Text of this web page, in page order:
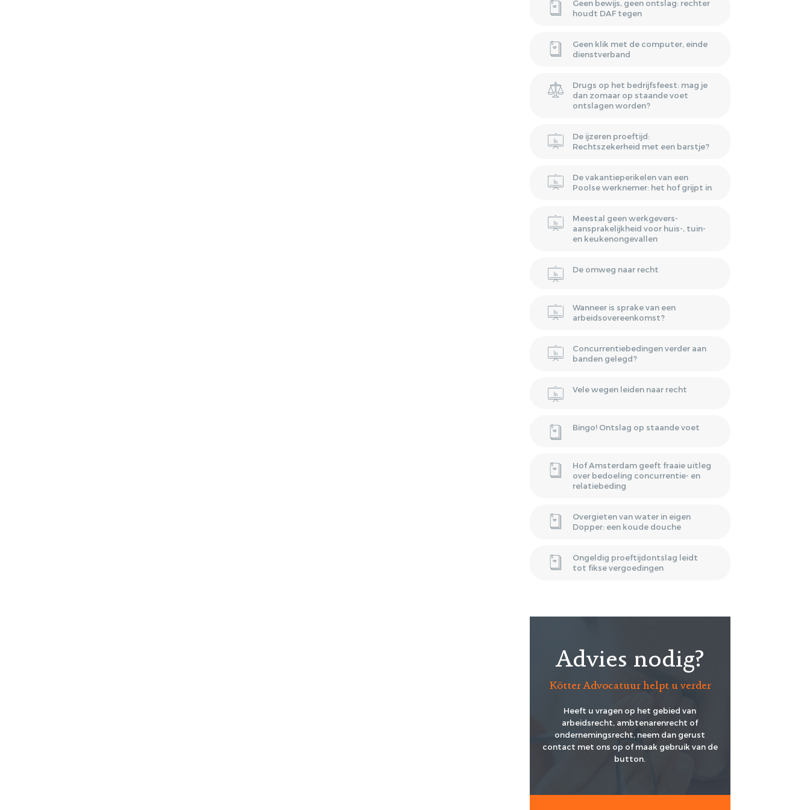
Geen bewijs, geen ontslag: rechter
houdt DAF tegen
Geen klik met de computer, einde
dienstverband
Drugs op het bedrijfsfeest: mag je
dan zomaar op staande voet
ontslagen worden?
De ijzeren proeftijd:
Rechtszekerheid met een barstje?
De vakantieperikelen van een
Poolse werknemer: het hof grijpt in
Meestal geen werkgevers-
aansprakelijkheid voor huis-, tuin-
en keukenongevallen
De omweg naar recht
Wanneer is sprake van een
arbeidsovereenkomst?
Concurrentiebedingen verder aan
banden gelegd?
Vele wegen leiden naar recht
Bingo! Ontslag op staande voet
Hof Amsterdam geeft fraaie uitleg
over bedoeling concurrentie- en
relatiebeding
Overgieten van water in eigen
Dopper: een koude douche
Ongeldig proeftijdontslag leidt
tot fikse vergoedingen
Advies nodig?
Kötter Advocatuur helpt u verder
Heeft u vragen op het gebied van
arbeidsrecht, ambtenarenrecht of
ondernemingsrecht, neem dan gerust
contact met ons op of maak gebruik van de
button.